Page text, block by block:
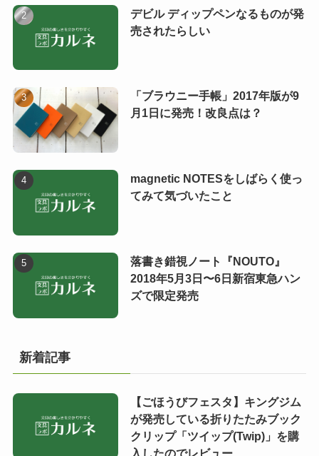
デビル ディップペンなるものが発
売されたらしい
「ブラウニー手帳」2017年版が9
月1日に発売！改良点は？
magnetic NOTESをしばらく使っ
てみて気づいたこと
落書き錯視ノート『NOUTO』
2018年5月3日〜6日新宿東急ハン
ズで限定発売
新着記事
【ごほうびフェスタ】キングジム
が発売している折りたたみブック
クリップ「ツイップ(Twip)」を購
入したのでレビュー